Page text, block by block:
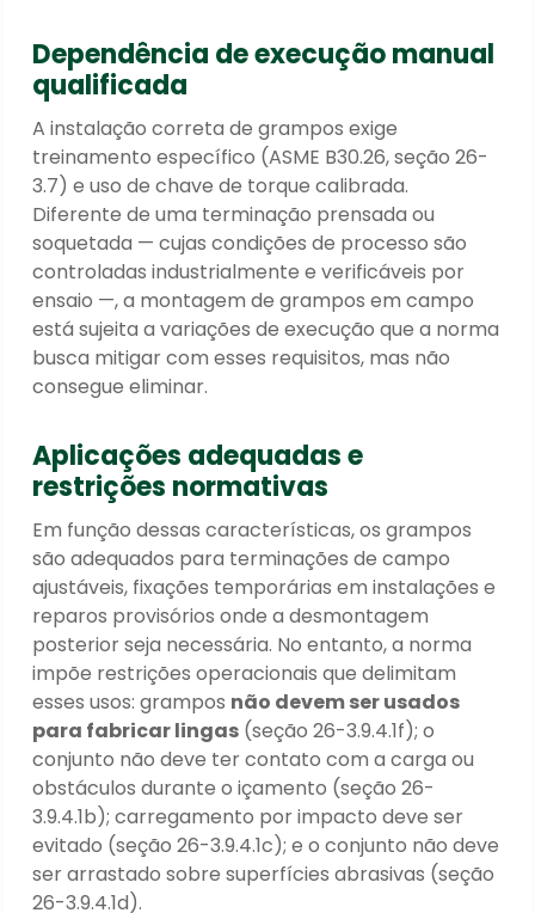
Dependência de execução manual
qualificada
A instalação correta de grampos exige
treinamento específico (ASME B30.26, seção 26-
3.7) e uso de chave de torque calibrada.
Diferente de uma terminação prensada ou
soquetada — cujas condições de processo são
controladas industrialmente e verificáveis por
ensaio —, a montagem de grampos em campo
está sujeita a variações de execução que a norma
busca mitigar com esses requisitos, mas não
consegue eliminar.
Aplicações adequadas e
restrições normativas
Em função dessas características, os grampos
são adequados para terminações de campo
ajustáveis, fixações temporárias em instalações e
reparos provisórios onde a desmontagem
posterior seja necessária. No entanto, a norma
impõe restrições operacionais que delimitam
esses usos: grampos não devem ser usados
para fabricar lingas (seção 26-3.9.4.1f); o
conjunto não deve ter contato com a carga ou
obstáculos durante o içamento (seção 26-
3.9.4.1b); carregamento por impacto deve ser
evitado (seção 26-3.9.4.1c); e o conjunto não deve
ser arrastado sobre superfícies abrasivas (seção
26-3.9.4.1d).